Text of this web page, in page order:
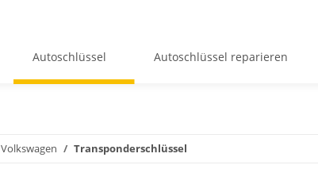
Autoschlüssel Autoschlüssel reparieren
Volkswagen Transponderschlüssel